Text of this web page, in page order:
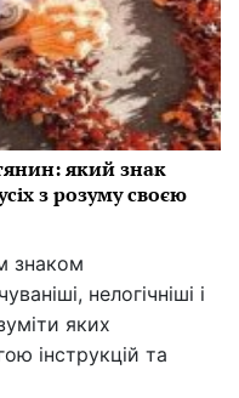
який знак
з розуму своєю
знаком
нелогічніші і
яких
інструкцій та